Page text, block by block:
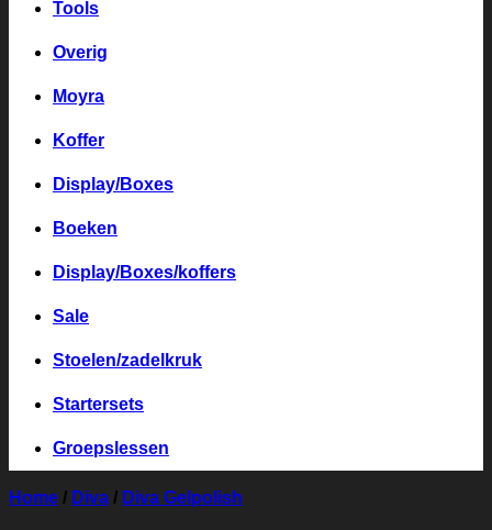
Tools
Overig
Moyra
Koffer
Display/Boxes
Boeken
Display/Boxes/koffers
Sale
Stoelen/zadelkruk
Startersets
Groepslessen
Home / Diva / Diva Gelpolish